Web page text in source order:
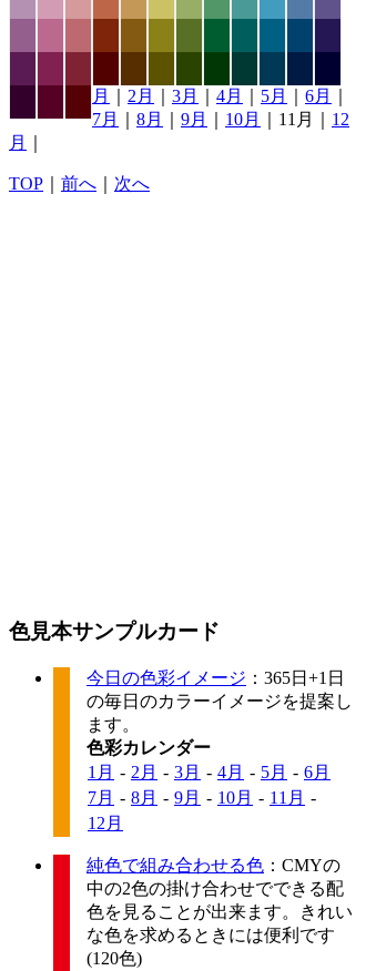
月 2月 3月 4月 5月 6月
7月
8月 9月 10月 ｜11月｜ 12
月
TOP 前へ 次へ
色見本サンプルカード
今日の色彩イメージ ：365日+1日
の毎日のカラーイメージを提案し
ます。
色彩カレンダー
1月 - 2月 - 3月 - 4月 - 5月 - 6月
7月 - 8月 - 9月 - 10月 - 11月 -
12月
純色で組み合わせる色 ：CMYの
中の2色の掛け合わせでできる配
色を見ることが出来ます。きれい
な色を求めるときには便利です
(120色)